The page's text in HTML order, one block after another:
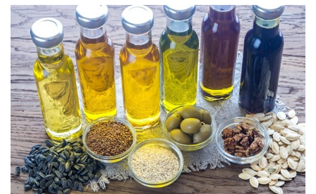
Thế giới
Quan sát
Cuộc sống đó đây
Hồ sơ
Multimedia
Video
Ảnh
E-Magazine
Infographic